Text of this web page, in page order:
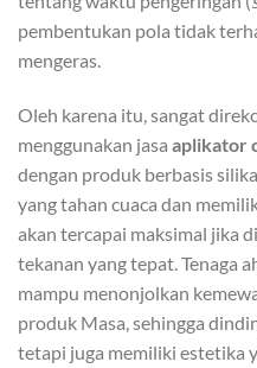
pembentukan pola tidak
mengeras.
Oleh karena itu, sangat
menggunakan jasa aplikator
dengan produk berbasis
yang tahan cuaca dan
akan tercapai maksimal jika
tekanan yang tepat. Tenaga
mampu menonjolkan
produk Masa, sehingga
tetapi juga memiliki estetika